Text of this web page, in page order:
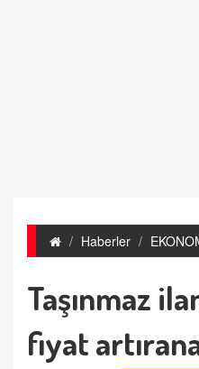
Haberler
Taşınmaz
fiyat